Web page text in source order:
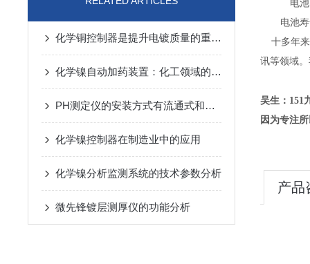
化学铜控制器是提升电镀质量的重要设备
化学镍自动加药装置：化工领域的精准给药“智脑”
PH测定仪的安装方式有流通式和浸入式两种
化学镍控制器在制造业中的应用
化学镍分析监测系统的技术参数分析
微先锋镀层测厚仪的功能分析
电池
电池
十多年来
讯等领域
吴生：151
因为专注
产品